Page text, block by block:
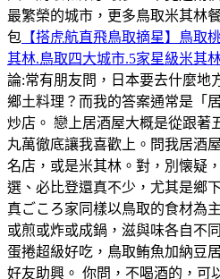
最繁榮的城市，更多鳥取米其林
包 【搭虎航直飛鳥取摘星】鳥取
其林.鳥取四大城市.5家星級米其
論:常有朋友問，日本要去什麼地
鄉土料理？而我的答案通常是「
炒店。 戀上居酒屋大概是從跟著
丸萬徹底讓我喜歡上。問我居酒
名店，或是米其林。對，別懐疑
選、必比登還真不少，尤其是鄉
真ごころ家同樣以鳥取的食材為
或煎或炸或成鍋，滋與味各自不
蛋捲超級好吃，鳥取鲔魚加納豆
好友助興。 你問，不喝酒的，可